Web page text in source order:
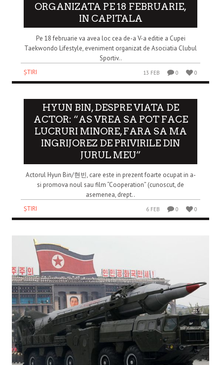
ORGANIZATA PE 18 FEBRUARIE,
IN CAPITALA
Pe 18 februarie va avea loc cea de-a V-a editie a Cupei
Taekwondo Lifestyle, eveniment organizat de Asociatia Clubul
Sportiv..
ȘTIRI
13 FEB 0 0
HYUN BIN, DESPRE VIATA DE
ACTOR: “AS VREA SA POT FACE
LUCRURI MINORE, FARA SA MA
INGRIJOREZ DE PRIVIRILE DIN
JURUL MEU”
Actorul Hyun Bin/현빈, care este in prezent foarte ocupat in a-
si promova noul sau film “Cooperation” (cunoscut, de
asemenea, drept..
ȘTIRI
6 FEB 0 0